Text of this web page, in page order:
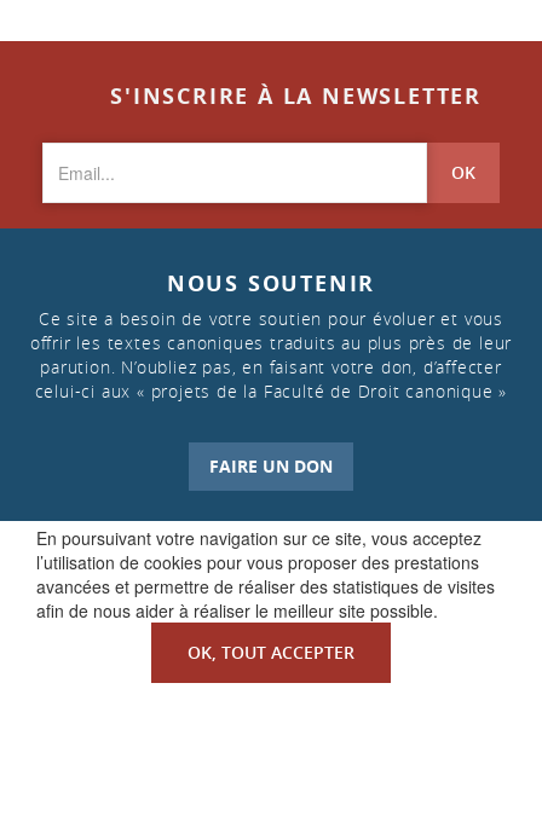
En poursuivant votre navigation sur ce site, vous acceptez
l’utilisation de cookies pour vous proposer des prestations
avancées et permettre de réaliser des statistiques de visites
afin de nous aider à réaliser le meilleur site possible.
OK, TOUT ACCEPTER
S'INSCRIRE À LA NEWSLETTER
OK
NOUS SOUTENIR
Ce site a besoin de votre soutien pour évoluer et vous
offrir les textes canoniques traduits au plus près de leur
parution. N’oubliez pas, en faisant votre don, d’affecter
celui-ci aux « projets de la Faculté de Droit canonique »
FAIRE UN DON